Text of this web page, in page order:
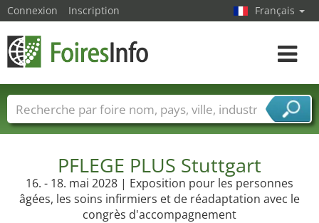
PFLEGE PLUS Stuttgart
16. - 18. mai 2028 | Exposition pour les personnes
âgées, les soins infirmiers et de réadaptation avec le
congrès d'accompagnement
Connexion Inscription Français
Toggle
Foire noms Pays Villes
Secteurs de foire